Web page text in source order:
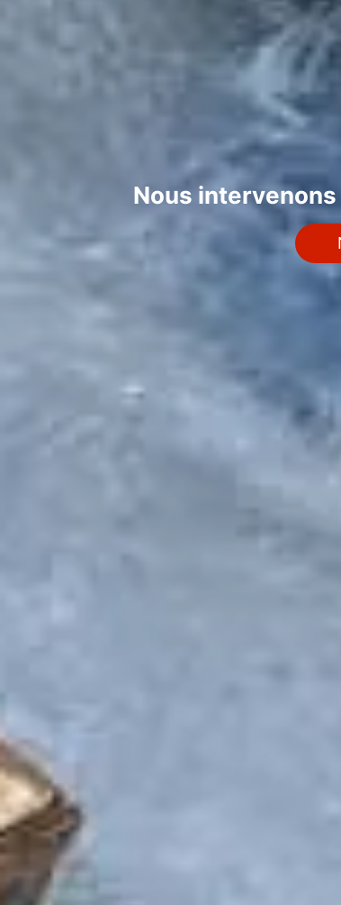
Nous